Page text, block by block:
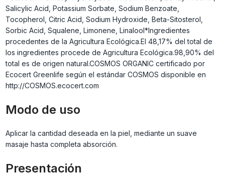
Salicylic Acid, Potassium Sorbate, Sodium Benzoate,
Tocopherol, Citric Acid, Sodium Hydroxide, Beta-Sitosterol,
Sorbic Acid, Squalene, Limonene, Linalool*Ingredientes
procedentes de la Agricultura Ecológica.El 48,17% del total de
los ingredientes procede de Agricultura Ecológica.98,90% del
total es de origen natural.COSMOS ORGANIC certificado por
Ecocert Greenlife según el estándar COSMOS disponible en
http://COSMOS.ecocert.com
Modo de uso
Aplicar la cantidad deseada en la piel, mediante un suave
masaje hasta completa absorción.
Presentación